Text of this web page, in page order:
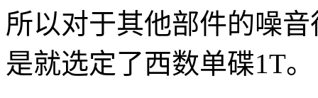
所以对于其他部件的噪
是就选定了西数单碟1T。